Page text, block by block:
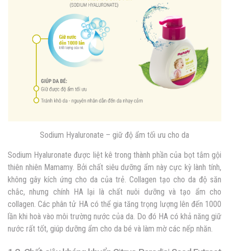
Sodium Hyaluronate – giữ độ ẩm tối ưu cho da
Sodium Hyaluronate được liệt kê trong thành phần của bọt tắm gội
thiên nhiên Mamamy. Bởi chất siêu dưỡng ẩm này cực kỳ lành tính,
không gây kích ứng cho da của trẻ. Collagen tạo cho da độ săn
chắc, nhưng chính HA lại là chất nuôi dưỡng và tạo ẩm cho
collagen. Các phân tử HA có thể gia tăng trọng lượng lên đến 1000
lần khi hoà vào môi trường nước của da. Do đó HA có khả năng giữ
nước rất tốt, giúp dưỡng ẩm cho da bé và làm mờ các nếp nhăn.